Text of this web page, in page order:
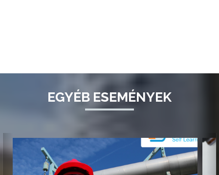
EGYÉB ESEMÉNYEK